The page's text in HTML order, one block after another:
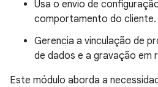
Usa o envio de
comportamento do cliente.
Gerencia a vinculação de
de dados e a gravação em
Este módulo aborda a